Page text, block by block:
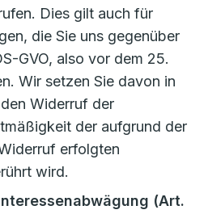
Dies gilt auch für
die Sie uns gegenüber
GVO, also vor dem 25.
Wir setzen Sie davon in
Widerruf der
der aufgrund der
erfolgten
wird.
(Art.